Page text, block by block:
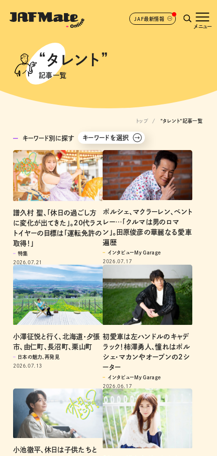
JAF最新情報
メニュー
“タレント”
記事一覧
トップ "タレント"記事一覧
キーワード別に探す キーワードを選択
譜久村 聖、「休日の過ごし方
に変化が出てきた」。20代ラス
トイヤーの目標は「運転免許の
取得！」
特集
2026.07.21
ポルシェ、マクラーレン、ベント
レー…「クルマは男のロマ
ン」。田原俊彦の華麗なる愛車
遍歴
インタビューMy Garage
2026.07.17
小澤征悦と行く、北海道・夕張
市、由仁町、長沼町、栗山町
日本の魅力、再発見
2026.07.13
初愛車は左ハンドルのキャデ
ラック！柿澤勇人、憧れはポル
シェ・マカンやオープンの2シ
ーター
インタビューMy Garage
2026.06.17
小池徹平、休日は子供たちと